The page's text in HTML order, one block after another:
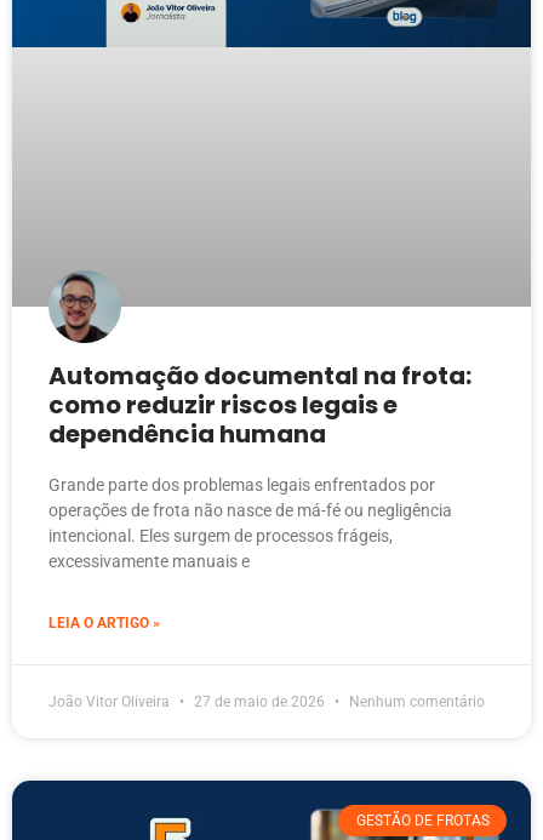
Automação documental na frota:
como reduzir riscos legais e
dependência humana
Grande parte dos problemas legais enfrentados por
operações de frota não nasce de má-fé ou negligência
intencional. Eles surgem de processos frágeis,
excessivamente manuais e
LEIA O ARTIGO »
João Vitor Oliveira 27 de maio de 2026 Nenhum comentário
GESTÃO DE FROTAS